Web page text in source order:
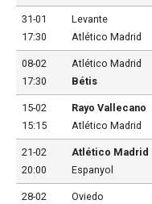
31-01
17:30
Levante
Atlético Madrid
08-02
17:30
Atlético Madrid
Bétis
15-02
15:15
Rayo Vallecano
Atlético Madrid
21-02
20:00
Atlético Madrid
Espanyol
28-02 Oviedo